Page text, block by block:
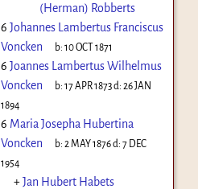
(Herman) Robberts
6 Johannes Lambertus Franciscus
Voncken
b:10 OCT 1871
6 Joannes Lambertus Wilhelmus
Voncken
b:17 APR 1873d:26 JAN
1894
6 Maria Josepha Hubertina
Voncken
b:2 MAY 1876d:7 DEC
1954
+Jan Hubert Habets